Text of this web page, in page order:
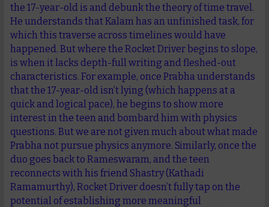
the 17-year-old is and debunk the theory of time travel.
He understands that Kalam has an unfinished task, for
which this traverse across timelines would have
happened. But where the Rocket Driver begins to slope,
is when it lacks depth-full writing and fleshed-out
characteristics. For example, once Prabha understands
that the 17-year-old isn’t lying (which happens at a
quick and logical pace), he begins to show more
interest in the teen and bombard him with physics
questions. But we are not given much about what made
Prabha not pursue physics anymore. Similarly, once the
duo goes back to Rameswaram, and the teen
reconnects with his friend Shastry (Kathadi
Ramamurthy), Rocket Driver doesn’t fully tap on the
potential of establishing more meaningful